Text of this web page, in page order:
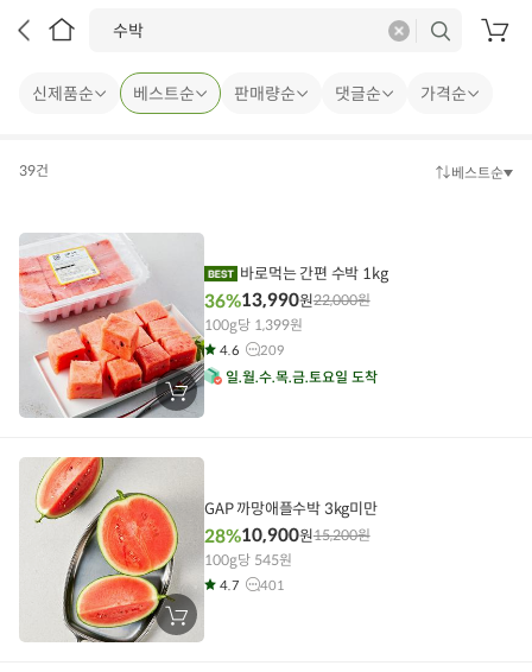
제
신제품순 베스트순 판매량순 댓글순 가격순
39건 정베스트순
장
바
에
바로먹는 간편 수박 1kg
36%13,990원22,000원
100g당 1,399원
4.6 209
일 월 수 목 금 토요일 도착
장
바
GAP 까망애플수박 3kg미만
28%10,900원15,200원
100g당 545원
4.7 401